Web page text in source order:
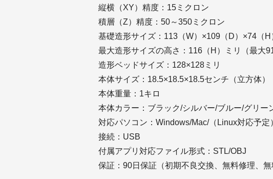
縦横（XY）精度：15ミクロン
積層（Z）精度：50～350ミクロン
基礎造形サイズ：113（W）×109（D）×74（H
最大造形サイズの高さ：116（H）ミリ（最大
造形ベッドサイズ：128×128ミリ
本体サイズ：18.5×18.5×18.5センチ（立方体）
本体重量：1キロ
本体カラー：ブラック/シルバー/ブルー/グリー
対応パソコン：Windows/Mac/（Linux対応予定
接続：USB
付属アプリ対応ファイル形式：STL/OBJ
保証：90日保証（初期不良交換、無料修理、